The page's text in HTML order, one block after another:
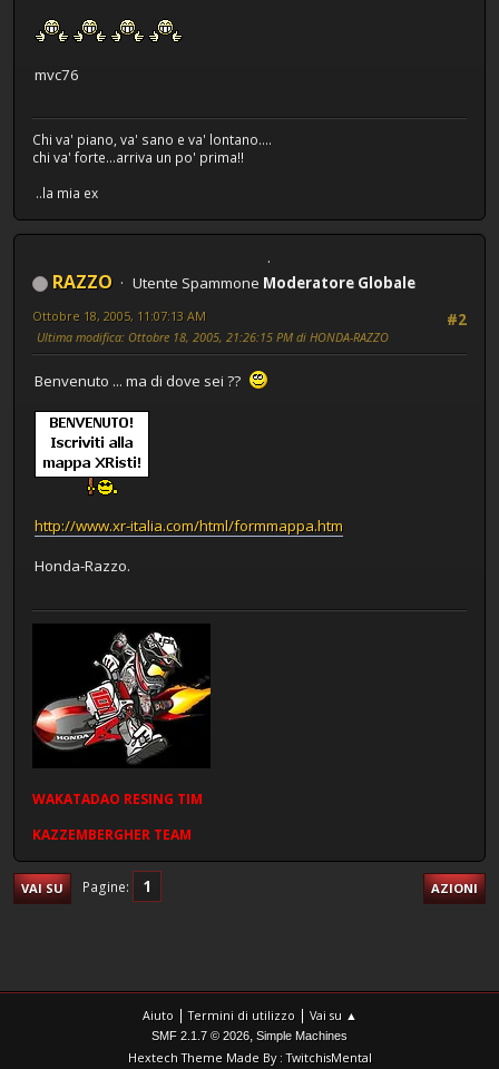
mvc76
Chi va' piano, va' sano e va' lontano....
chi va' forte...arriva un po' prima!!
..la mia ex
RAZZO Utente Spammone Moderatore Globale
#2
Ottobre 18, 2005, 11:07:13 AM
Ultima modifica: Ottobre 18, 2005, 21:26:15 PM di HONDA-RAZZO
Benvenuto ... ma di dove sei ??
http://www.xr-italia.com/html/formmappa.htm
Honda-Razzo.
WAKATADAO RESING TIM
KAZZEMBERGHER TEAM
VAI SU Pagine 1 AZIONI
Aiuto |Termini di utilizzo | Vai su ▲
SMF 2.1.7 © 2026, Simple Machines
Hextech Theme Made By : TwitchisMental